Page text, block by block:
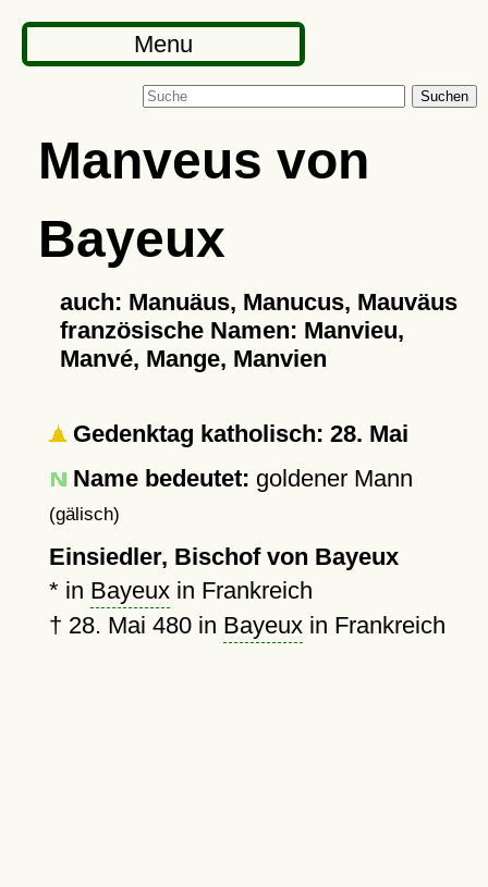
Menu
Suchen
Manveus von
Bayeux
auch: Manuäus, Manucus, Mauväus
französische Namen: Manvieu,
Manvé, Mange, Manvien
Gedenktag katholisch: 28. Mai
Name bedeutet: goldener Mann
(gälisch)
Einsiedler, Bischof von Bayeux
* in Bayeuxin Frankreich
† 28. Mai 480in Bayeuxin Frankreich